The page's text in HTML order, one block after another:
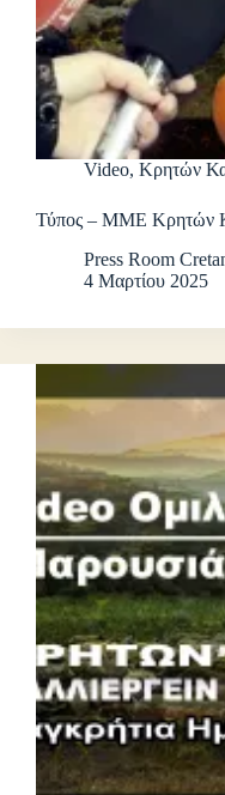
Video, Κρητών
Τύπος – ΜΜΕ Κρητών
Press Room
4 Μαρτίου 2025